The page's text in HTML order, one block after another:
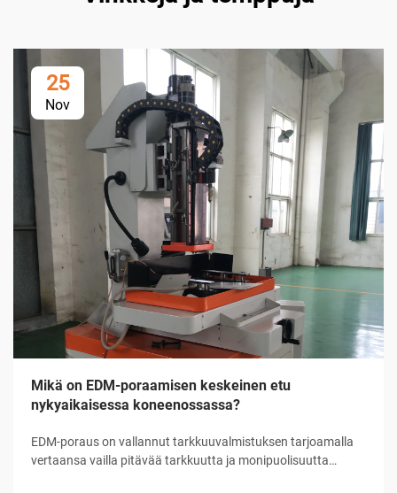
25
Nov
Mikä on EDM-poraamisen keskeinen etu
nykyaikaisessa koneenossassa?
EDM-poraus on vallannut tarkkuuvalmistuksen tarjoamalla
vertaansa vailla pitävää tarkkuutta ja monipuolisuutta